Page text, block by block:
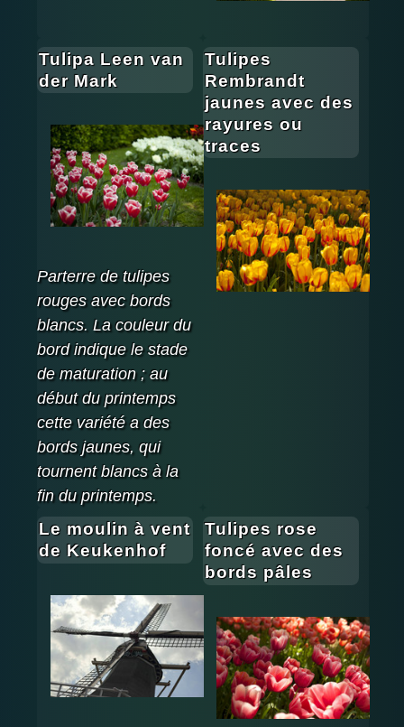
Tulipa Leen van
der Mark
Parterre de tulipes
rouges avec bords
blancs. La couleur du
bord indique le stade
de maturation ; au
début du printemps
cette variété a des
bords jaunes, qui
tournent blancs à la
fin du printemps.
Tulipes
Rembrandt
jaunes avec des
rayures ou
traces
Le moulin à vent
de Keukenhof
Tulipes rose
foncé avec des
bords pâles